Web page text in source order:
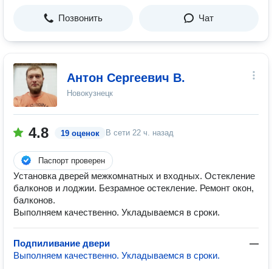
Позвонить Чат
Антон Сергеевич В.
Новокузнецк
4.8 19 оценок В сети 22 ч. назад
Паспорт проверен
Установка дверей межкомнатных и входных. Остекление
балконов и лоджии. Безрамное остекление. Ремонт окон,
балконов.
Выполняем качественно. Укладываемся в сроки.
Подпиливание двери
—
Выполняем качественно. Укладываемся в сроки.